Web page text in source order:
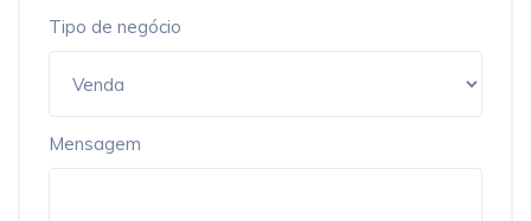
Tipo de negócio
Mensagem